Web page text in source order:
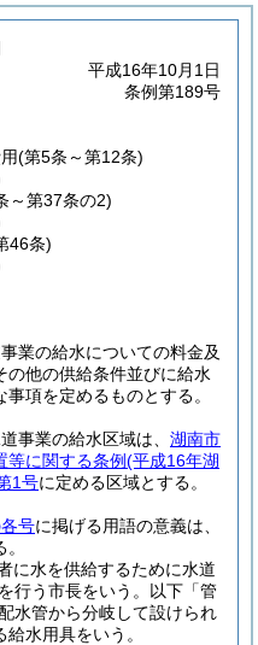
平成16年10月1日
条例第189号
(第5条～第12条)
～第37条の2)
46条)
業の給水についての料金及
の他の供給条件並びに給水
項を定めるものとする。
事業の給水区域は、 湖南市
等に関する条例(平成16年湖
1号に定める区域とする。
号に掲げる用語の意義は、
に水を供給するために水道
行う市長をいう。以下「管
水管から分岐して設けられ
水用具をいう。